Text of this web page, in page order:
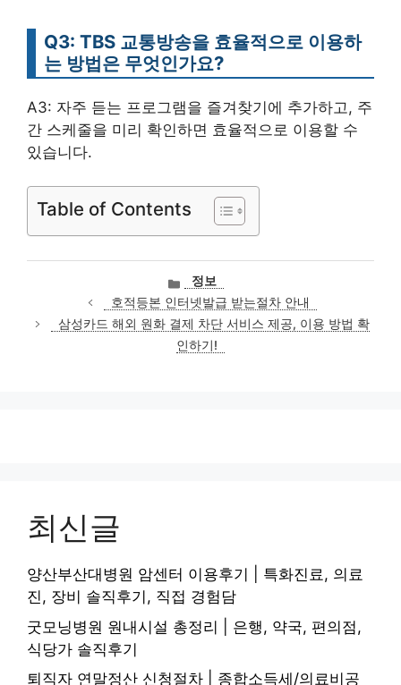
Q3: TBS 교통방송을 효율적으로 이용하
는 방법은 무엇인가요?
A3: 자주 듣는 프로그램을 즐겨찾기에 추가하고, 주
간 스케줄을 미리 확인하면 효율적으로 이용할 수
있습니다.
Table of Contents
카
테
고
리
정보
호적등본 인터넷발급 받는절차 안내
삼성카드 해외 원화 결제 차단 서비스 제공, 이용 방법 확
인하기!
최신글
양산부산대병원 암센터 이용후기 | 특화진료, 의료
진, 장비 솔직후기, 직접 경험담
굿모닝병원 원내시설 총정리 | 은행, 약국, 편의점,
식당가 솔직후기
퇴직자 연말정산 신청절차 | 종합소득세/의료비공